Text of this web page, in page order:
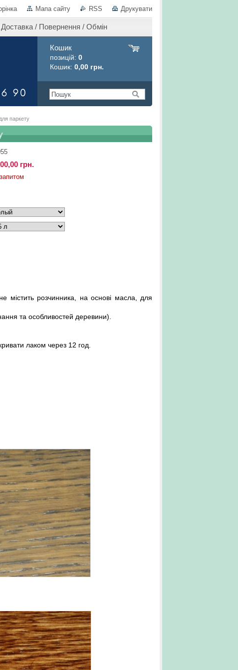
Мапа сайту RSS Друкувати
Доставка / Повернення / Обмін
Кошик
позицій: 0
Кошик: 0,00 грн.
паркету
грн.
містить розчинника, на основі масла, для
та особливостей деревини).
лаком через 12 год.